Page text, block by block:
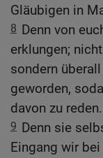
Gläubigen in
8 Denn von
erklungen;
sondern
geworden,
davon zu reden.
9 Denn sie
Eingang wir